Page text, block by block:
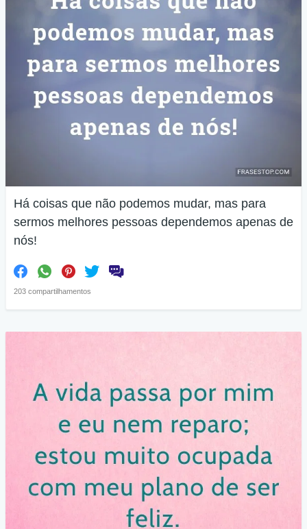
Há coisas que não podemos mudar, mas para
sermos melhores pessoas dependemos apenas de
nós!
203 compartilhamentos